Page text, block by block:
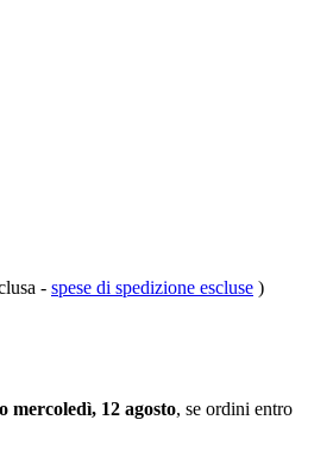
- spese di spedizione escluse )
mercoledì, 12 agosto, se ordini entro